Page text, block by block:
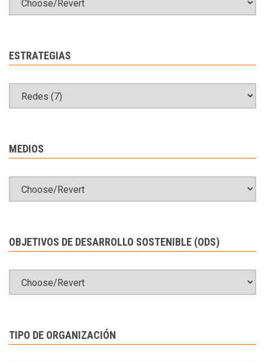
ESTRATEGIAS
MEDIOS
OBJETIVOS DE DESARROLLO SOSTENIBLE (ODS)
TIPO DE ORGANIZACIÓN